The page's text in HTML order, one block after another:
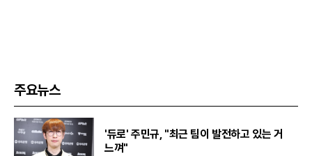
주요뉴스
'듀로' 주민규, "최근 팀이 발전하고 있는 거
느껴"